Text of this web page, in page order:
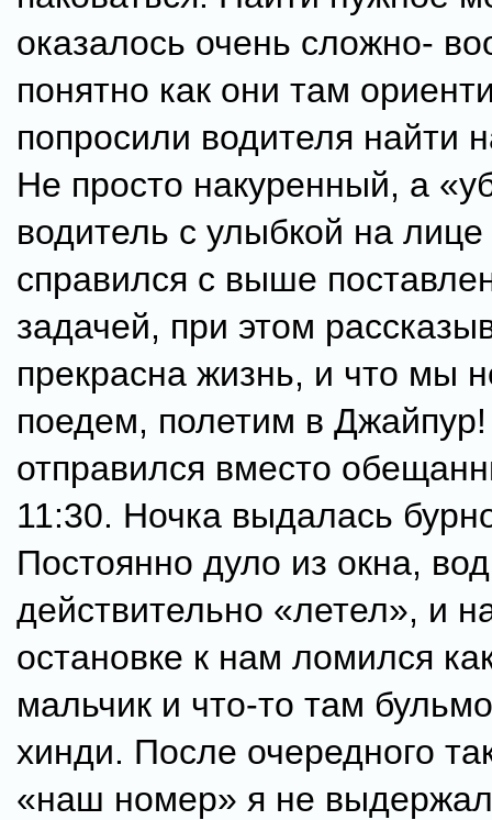
оказалось очень сложно-
понятно как они там
попросили водителя найти
Не просто накуренный, а
водитель с улыбкой на
справился с выше
задачей, при этом
прекрасна жизнь, и что мы
поедем, полетим в Джайпур!
отправился вместо
11:30. Ночка выдалась
Постоянно дуло из окна,
действительно «летел», и
остановке к нам ломился
мальчик и что-то там
хинди. После очередного
«наш номер» я не